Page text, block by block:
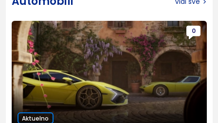
0
Aktuelno